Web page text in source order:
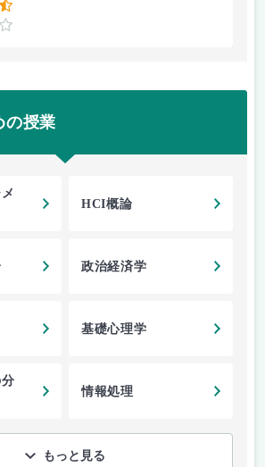
の授業
HCI概論
政治経済学
基礎心理学
情報処理
もっと見る